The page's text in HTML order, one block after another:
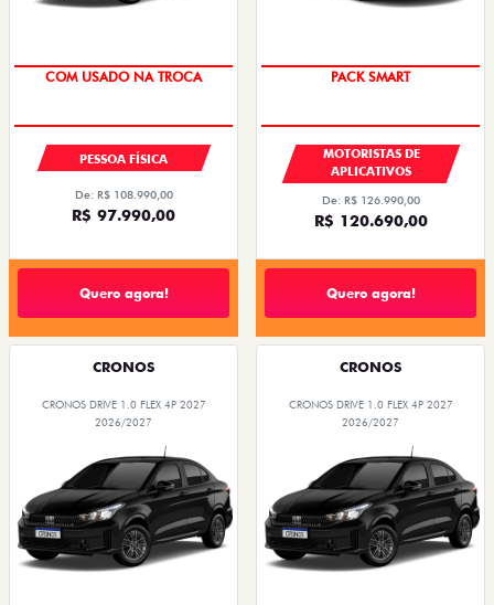
SUPER DESCONTO
PESSOA FÍSICA
De: R$ 108.990,00
R$ 97.990,00
Quero agora!
PACK SMART
MOTORISTAS DE
APLICATIVOS
De: R$ 126.990,00
R$ 120.690,00
Quero agora!
CRONOS
CRONOS DRIVE 1.0 FLEX 4P 2027
2026/2027
CRONOS
CRONOS DRIVE 1.0 FLEX 4P 2027
2026/2027